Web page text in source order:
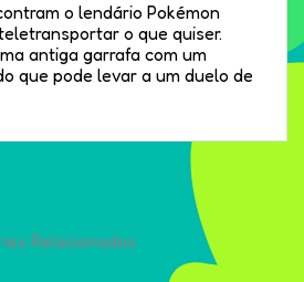
o lendário Pokémon
o que quiser.
antiga garrafa com um
que pode levar a um duelo de
Relacionadas